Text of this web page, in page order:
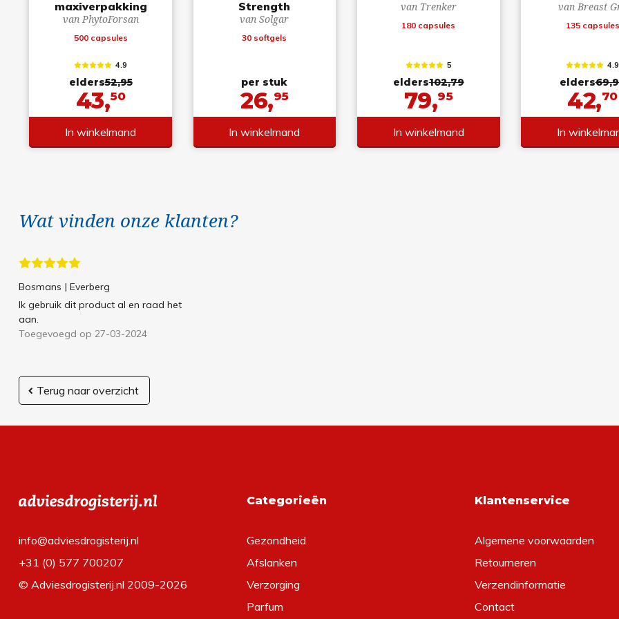
maxiverpakking
van PhytoForsan
500 capsules
4.9
elders52,95
43,50
In winkelmand
Strength
van Solgar
30 softgels
per stuk
26,95
In winkelmand
van Trenker
180 capsules
5
elders102,79
79,95
In winkelmand
van Breast
135 capsules
4.9
elders
42,70
In
Wat vinden onze klanten?
Bosmans | Everberg
Ik gebruik dit product al en raad het
aan.
Toegevoegd op 27-03-2024
Terug naar overzicht
info@adviesdrogisterij.nl
+31 (0) 577 700207
© Adviesdrogisterij.nl 2009-2026
Categorieën
Gezondheid
Afslanken
Verzorging
Parfum
Klantenservice
Algemene voorwaarden
Retourneren
Verzendinformatie
Contact